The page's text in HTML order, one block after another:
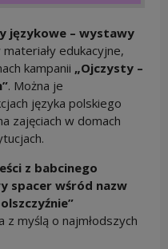
językowe – wystawy
edukacyjne,
kampanii „Ojczysty –
. Można je
języka polskiego
zajęciach w domach
z babcinego
spacer wśród nazw
myślą o najmłodszych